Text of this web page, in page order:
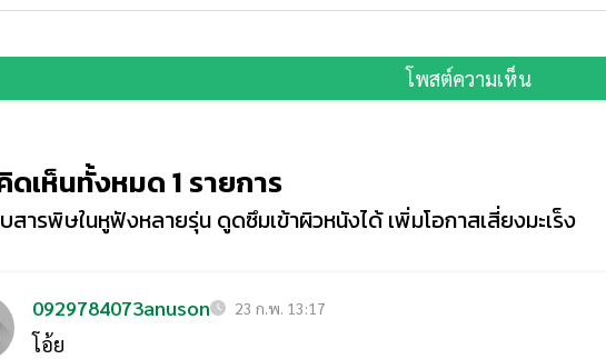
โพสต์ความเห็น
ดเห็นทั้งหมด 1 รายการ
ารพิษในหูฟังหลายรุ่น ดูดซึมเข้าผิวหนังได้ เพิ่มโอกาสเสี่ยงมะเร็ง
0929784073anuson 23 ก.พ. 13:17
โอ้ย